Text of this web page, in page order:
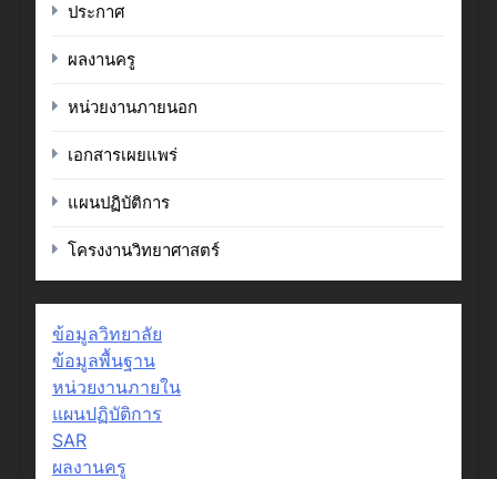
ประกาศ
ผลงานครู
หน่วยงานภายนอก
เอกสารเผยแพร่
แผนปฏิบัติการ
โครงงานวิทยาศาสตร์
ข้อมูลวิทยาลัย
ข้อมูลพื้นฐาน
หน่วยงานภายใน
แผนปฏิบัติการ
SAR
ผลงานครู